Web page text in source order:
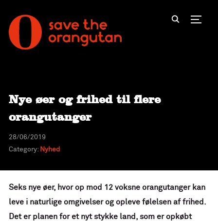
Nye øer og frihed til flere
orangutanger
28/06/2019
Category: Nyhed
Seks nye øer, hvor op mod 12 voksne orangutanger kan
leve i naturlige omgivelser og opleve følelsen af frihed.
Det er planen for et nyt stykke land, som er opkøbt